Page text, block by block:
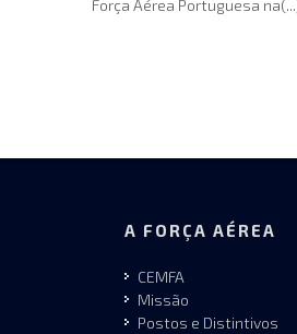
Força Aérea Portuguesa
A FORÇA AÉREA
CEMFA
Missão
Postos e Distintivos